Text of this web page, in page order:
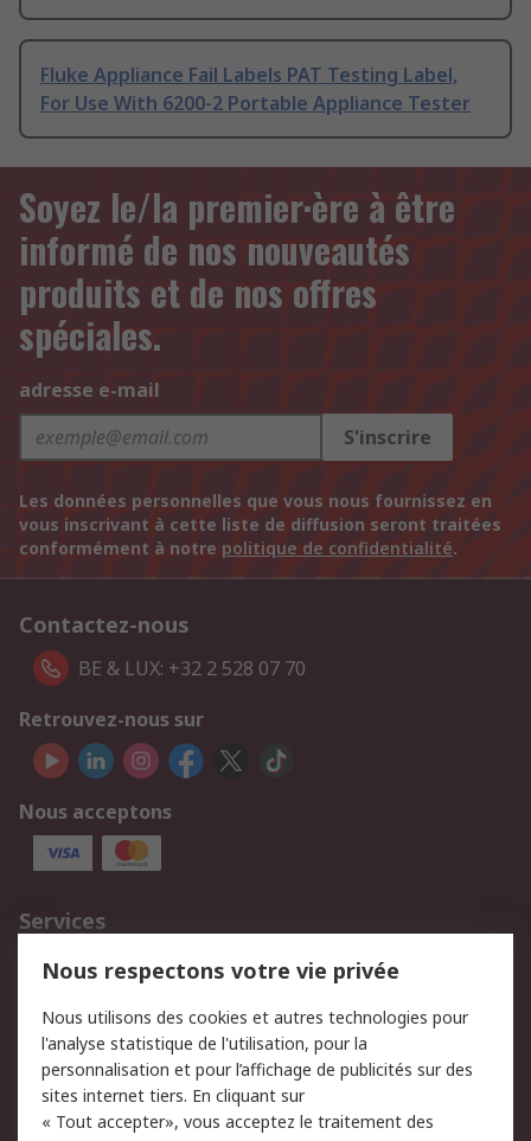
Fluke Appliance Fail Labels PAT Testing Label,
For Use With 6200-2 Portable Appliance Tester
Soyez le/la premier·ère à être
informé de nos nouveautés
produits et de nos offres
spéciales.
adresse e-mail
S'inscrire
Les données personnelles que vous nous fournissez en
vous inscrivant à cette liste de diffusion seront traitées
conformément à notre politique de confidentialité.
Contactez-nous
BE & LUX: +32 2 528 07 70
Retrouvez-nous sur
Nous acceptons
Services
750.000 produits
2.500 marques
Retours
Support technique
Track & trace
Legal
Nous respectons votre vie privée
Nous utilisons des cookies et autres technologies pour
l'analyse statistique de l'utilisation, pour la
personnalisation et pour l’affichage de publicités sur des
sites internet tiers. En cliquant sur
« Tout accepter», vous acceptez le traitement des